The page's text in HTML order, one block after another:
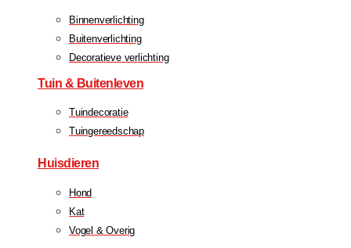
Binnenverlichting
Buitenverlichting
Decoratieve verlichting
Tuin & Buitenleven
Tuindecoratie
Tuingereedschap
Huisdieren
Hond
Kat
Vogel & Overig